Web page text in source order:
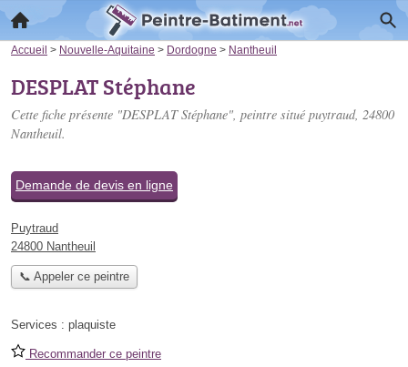
Accueil > Nouvelle-Aquitaine > Dordogne > Nantheuil
DESPLAT Stéphane
Cette fiche présente "DESPLAT Stéphane", peintre situé puytraud, 24800
Nantheuil.
Demande de devis en ligne
Puytraud
24800 Nantheuil
📞 Appeler ce peintre
Services : plaquiste
Recommander ce peintre